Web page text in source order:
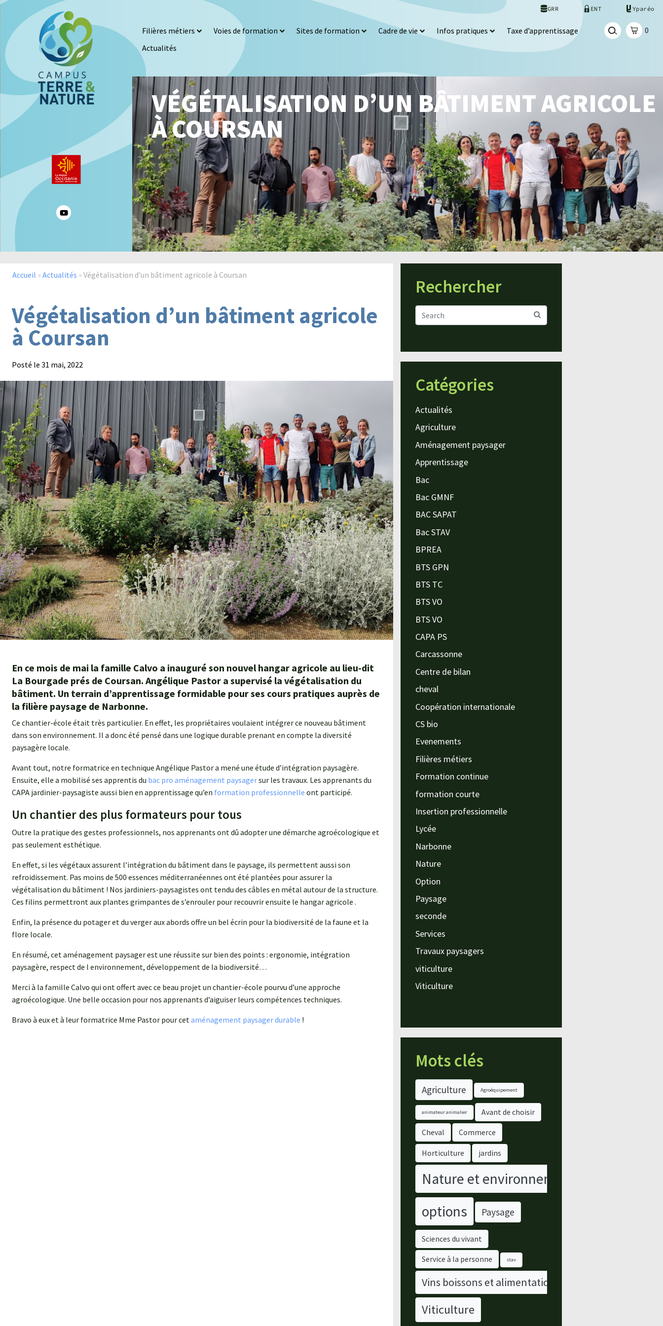
GRR ENT Yparéo
Filières métiers Voies de formation Sites de formation Cadre de vie Infos pratiques
Taxe d’apprentissage
Actualités
0
VÉGÉTALISATION D’UN BÂTIMENT AGRICOLE
À COURSAN
Accueil »Actualités »Végétalisation d’un bâtiment agricole à Coursan
Végétalisation d’un bâtiment agricole
à Coursan
Posté le 31 mai, 2022
En ce mois de mai la famille Calvo a inauguré son nouvel hangar agricole au lieu-dit
La Bourgade prés de Coursan. Angélique Pastor a supervisé la végétalisation du
bâtiment. Un terrain d’apprentissage formidable pour ses cours pratiques auprès de
la filière paysage de Narbonne.
Ce chantier-école était très particulier. En effet, les propriétaires voulaient intégrer ce nouveau bâtiment
dans son environnement. Il a donc été pensé dans une logique durable prenant en compte la diversité
paysagère locale.
Avant tout, notre formatrice en technique Angélique Pastor a mené une étude d’intégration paysagère.
Ensuite, elle a mobilisé ses apprentis du bac pro aménagement paysagersur les travaux. Les apprenants du
CAPA jardinier-paysagiste aussi bien en apprentissage qu’en formation professionnelle ont participé.
Un chantier des plus formateurs pour tous
Outre la pratique des gestes professionnels, nos apprenants ont dû adopter une démarche agroécologique et
pas seulement esthétique.
En effet, si les végétaux assurent l’intégration du bâtiment dans le paysage, ils permettent aussi son
refroidissement. Pas moins de 500 essences méditerranéennes ont été plantées pour assurer la
végétalisation du bâtiment ! Nos jardiniers-paysagistes ont tendu des câbles en métal autour de la structure.
Ces filins permettront aux plantes grimpantes de s’enrouler pour recouvrir ensuite le hangar agricole .
Enfin, la présence du potager et du verger aux abords offre un bel écrin pour la biodiversité de la faune et la
flore locale.
En résumé, cet aménagement paysager est une réussite sur bien des points : ergonomie, intégration
paysagère, respect de l environnement, développement de la biodiversité…
Merci à la famille Calvo qui ont offert avec ce beau projet un chantier-école pourvu d’une approche
agroécologique. Une belle occasion pour nos apprenants d’aiguiser leurs compétences techniques.
Bravo à eux et à leur formatrice Mme Pastor pour cet aménagement paysager durable !
Rechercher
Catégories
Actualités
Agriculture
Aménagement paysager
Apprentissage
Bac
Bac GMNF
BAC SAPAT
Bac STAV
BPREA
BTS GPN
BTS TC
BTS VO
BTS VO
CAPA PS
Carcassonne
Centre de bilan
cheval
Coopération internationale
CS bio
Evenements
Filières métiers
Formation continue
formation courte
Insertion professionnelle
Lycée
Narbonne
Nature
Option
Paysage
seconde
Services
Travaux paysagers
viticulture
Viticulture
Mots clés
Agriculture Agroéquipement
animateur animalier Avant de choisir
Cheval Commerce
Horticulture jardins
Nature et environnement
options
Paysage
Sciences du vivant
Service à la personne stav
Vins boissons et alimentation
Viticulture